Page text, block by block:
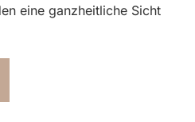
eine ganzheitliche Sicht